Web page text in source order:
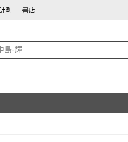
劃 書店
島-輝